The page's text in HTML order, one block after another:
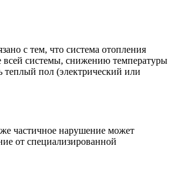
с тем, что система отопления
всей системы, снижению температуры
теплый пол (электрический или
частичное нарушение может
от специализированной